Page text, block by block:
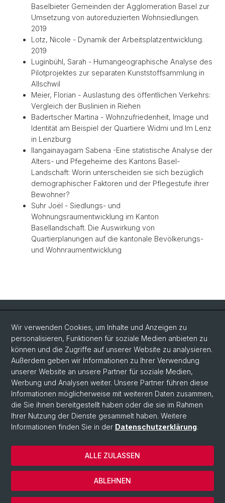
Baselbieter Gemeinden der Agglomeration Basel zur
Umsetzung von autoreduzierten Wohnsiedlungen.
2019
Lotz, Nicole - Dynamik der Arbeitsplatzentwicklung.
2019
Luginbühl, Sarah - Humangeographische Analyse des
Pilotprojektes zur separaten Kunststoffsammlung in
Allschwil
Meier, Florian - Auslastung des öffentlichen Verkehrs:
Vergleich der Buslinien in Riehen
Badertscher Martina - Wohnzufriedenheit, Image und
Identität am Beispiel der Quartiere Widmi und Im Lenz
in Lenzburg
Ilangainayagam Sabena -Eine statistische Analyse der
Alters- und Pfegeheime des Kantons Basel-
Landschaft: Worin unterscheiden sie sich bezüglich
demographischer Faktoren und der Pflegestufe ihrer
Bewohner?
Suhr Joël - Siedlungs- und
Wohnungsraumentwicklung im Kanton
Basellandschaft. Die Auswirkung von
Quartierplanungen auf die kantonale Bevölkerungs-
und Wohnraumentwicklung
Quick Links
Kontakt
Wichtige Links & Fotogalerie
Social Media
Instagram
Wir verwenden Cookies, um Inhalte und Anzeigen zu
personalisieren, Funktionen für soziale Medien anbieten zu
können und die Zugriffe auf unserer Website zu analysieren.
Außerdem geben wir Informationen zu Ihrer Verwendung
unserer Website an unsere Partner für soziale Medien,
Werbung und Analysen weiter. Unsere Partner führen diese
Informationen möglicherweise mit weiteren Daten zusammen,
die Sie ihnen bereitgestellt haben oder die sie im Rahmen
Ihrer Nutzung der Dienste gesammelt haben. Weitere
Informationen finden Sie in der Datenschutzerklärung.
ABLEHNEN
ALLE ZULASSEN